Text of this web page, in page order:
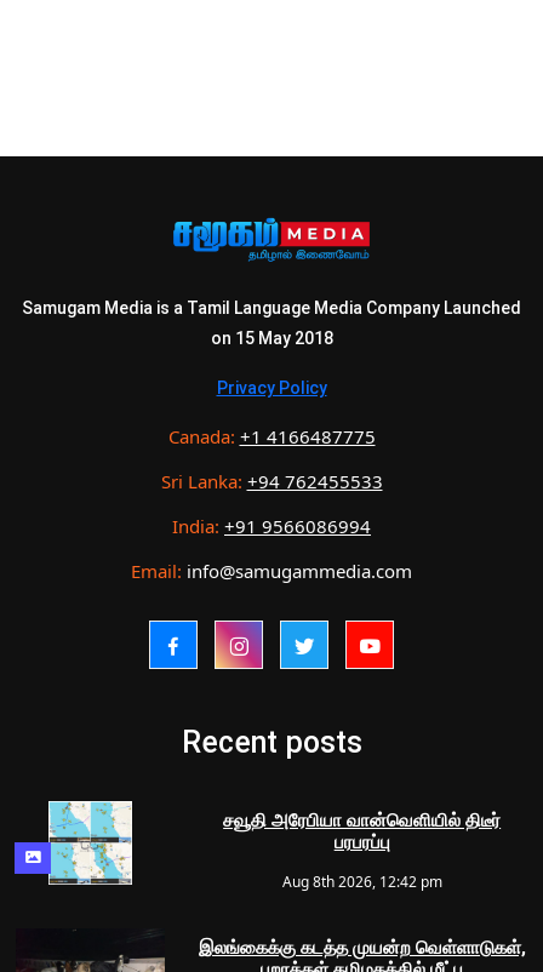
Samugam Media is a Tamil Language Media Company Launched
on 15 May 2018
Privacy Policy
Canada: +1 4166487775
Sri Lanka: +94 762455533
India: +91 9566086994
Email: info@samugammedia.com
Recent posts
சவூதி அரேபியா வான்வெளியில் திடீர்
பரபரப்பு
Aug 8th 2026, 12:42 pm
இலங்கைக்கு கடத்த முயன்ற வெள்ளாடுகள்,